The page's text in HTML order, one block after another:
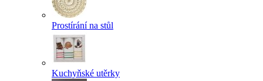
Prostírání na stůl
Kuchyňské utěrky